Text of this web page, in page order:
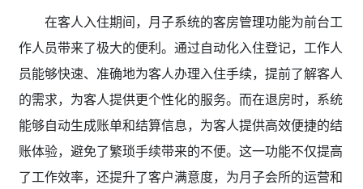
在客人入住期间，月子系统的客房管理功能为前台工
作人员带来了极大的便利。通过自动化入住登记，工作人
员能够快速、准确地为客人办理入住手续，提前了解客人
的需求，为客人提供更个性化的服务。而在退房时，系统
能够自动生成账单和结算信息，为客人提供高效便捷的结
账体验，避免了繁琐手续带来的不便。这一功能不仅提高
了工作效率，还提升了客户满意度，为月子会所的运营和